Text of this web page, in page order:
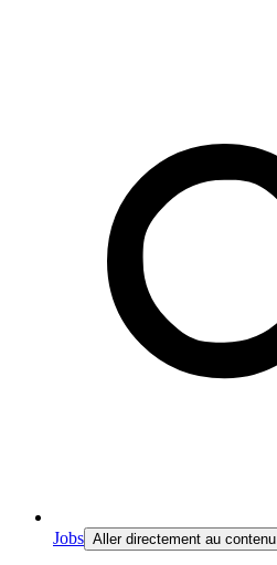
Jobs Aller directement au contenu